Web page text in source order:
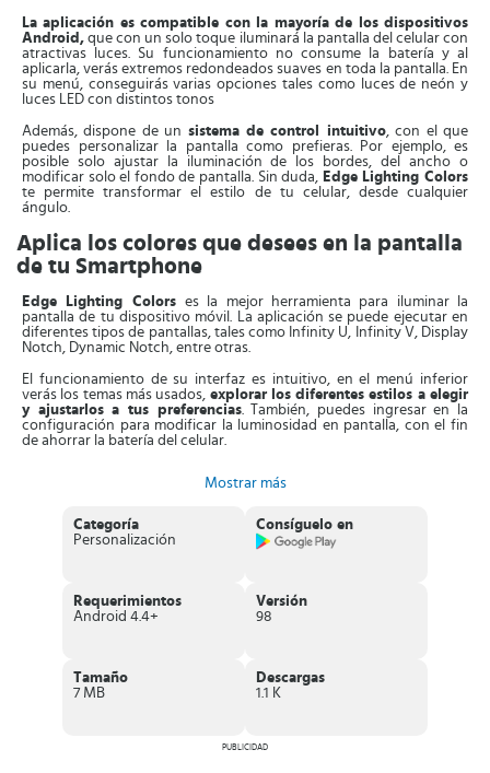
La aplicación es compatible con la mayoría de los dispositivos
Android, que con un solo toque iluminará la pantalla del celular con
atractivas luces. Su funcionamiento no consume la batería y al
aplicarla, verás extremos redondeados suaves en toda la pantalla. En
su menú, conseguirás varias opciones tales como luces de neón y
luces LED con distintos tonos
Además, dispone de un sistema de control intuitivo, con el que
puedes personalizar la pantalla como prefieras. Por ejemplo, es
posible solo ajustar la iluminación de los bordes, del ancho o
modificar solo el fondo de pantalla. Sin duda, Edge Lighting Colors
te permite transformar el estilo de tu celular, desde cualquier
ángulo.
Aplica los colores que desees en la pantalla
de tu Smartphone
Edge Lighting Colors es la mejor herramienta para iluminar la
pantalla de tu dispositivo móvil. La aplicación se puede ejecutar en
diferentes tipos de pantallas, tales como Infinity U, Infinity V, Display
Notch, Dynamic Notch, entre otras.
El funcionamiento de su interfaz es intuitivo, en el menú inferior
verás los temas más usados, explorar los diferentes estilos a elegir
y ajustarlos a tus preferencias. También, puedes ingresar en la
configuración para modificar la luminosidad en pantalla, con el fin
de ahorrar la batería del celular.
tono de los bordes con la forma que quieres que cambien de
geométricos, campanas, estrellas, árboles de navidad, lunas o llamas
de fuego. También, puedes modificar el tamaño y forma de los
bordes, para que coincidan con el tipo de pantalla de tu equipo.
tiempo que gustes, ya que
no consume la batería del celular de
forma excesiva. De esta forma, su interfaz siempre estará
Excelente aplicación de personalización
Puedes graduar el grosor del borde en la pantalla
Mostrar más
Categoría
Personalización
Consíguelo en
Requerimientos
Android 4.4+
Versión
98
Tamaño
7 MB
Descargas
1.1 K
PUBLICIDAD